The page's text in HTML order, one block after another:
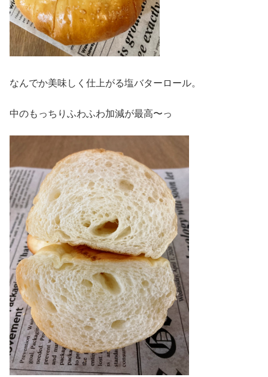
なんでか美味しく仕上がる塩バターロール。
中のもっちりふわふわ加減が最高〜っ